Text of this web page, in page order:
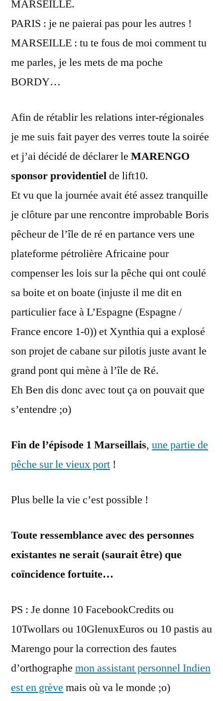
MARSEILLE.
PARIS : je ne paierai pas pour les autres !
MARSEILLE : tu te fous de moi comment tu
me parles, je les mets de ma poche
BORDY…
Afin de rétablir les relations inter-régionales
je me suis fait payer des verres toute la soirée
et j’ai décidé de déclarer le MARENGO
sponsor providentielde lift10.
Et vu que la journée avait été assez tranquille
je clôture par une rencontre improbable Boris
pêcheur de l’île de ré en partance vers une
plateforme pétrolière Africaine pour
compenser les lois sur la pêche qui ont coulé
sa boite et on boate (injuste il me dit en
particulier face à L’Espagne (Espagne /
France encore 1-0)) et Xynthia qui a explosé
son projet de cabane sur pilotis juste avant le
grand pont qui mène à l’île de Ré.
Eh Ben dis donc avec tout ça on pouvait que
s’entendre ;o)
Fin de l’épisode 1 Marseillais, une partie de
pêche sur le vieux port !
Plus belle la vie c’est possible !
Toute ressemblance avec des personnes
existantes ne serait (saurait être) que
coïncidence fortuite…
PS : Je donne 10 FacebookCredits ou
10Twollars ou 10GlenuxEuros ou 10 pastis au
Marengo pour la correction des fautes
d’orthographe mon assistant personnel Indien
est en grève mais où va le monde ;o)